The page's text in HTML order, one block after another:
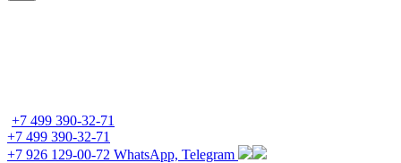
+7 499 390-32-71
+7 499 390-32-71
+7 926 129-00-72 WhatsApp, Telegram